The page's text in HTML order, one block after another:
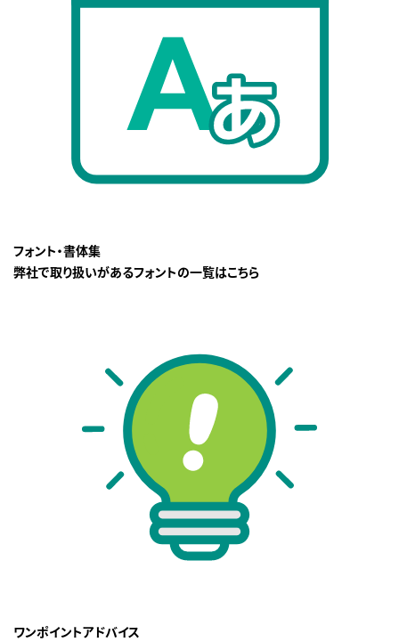
フォント・書体集
弊社で取り扱いがあるフォントの一覧はこちら
ワンポイントアドバイス